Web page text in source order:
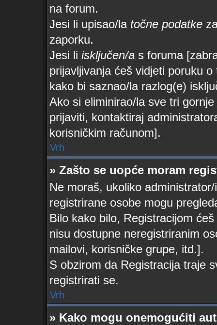
na forum.
Jesi li upisao/la točne podatke
zaporku.
Jesi li isključen/a s foruma
prijavljivanja ćeš vidjeti poruku
kako bi saznao/la razlog(e)
Ako si eliminirao/la sve tri
prijaviti, kontaktiraj
korisničkim računom].
Vrh
» Zašto se uopće moram
Ne moraš, ukoliko
registrirane osobe mogu
Bilo kako bilo, Registracijom
nisu dostupne neregistriranim
mailovi, korisničke grupe, itd.].
S obzirom da Registracija traje
registrirati se.
Vrh
» Kako mogu onemogućiti